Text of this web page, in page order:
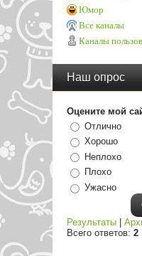
Юмор
Все каналы
Каналы
Наш опрос
Оцените мой
Отлично
Хорошо
Неплохо
Плохо
Ужасно
Результаты |
Всего ответов: 2